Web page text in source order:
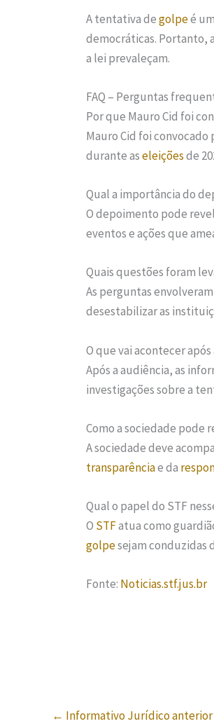
A tentativa degolpeé
democráticas. Portanto,
a lei prevaleçam.
FAQ – Perguntas
Por que Mauro Cid foi
Mauro Cid foi convocado
durante aseleiçõesde
Qual a importância do
O depoimento pode
eventos e ações que
Quais questões foram
As perguntas
desestabilizar as
O que vai acontecer
Após a audiência, as
investigações sobre a
Como a sociedade pode
A sociedade deve
transparênciae da
Qual o papel do STF
O STFatua como
golpesejam conduzidas
Fonte: Noticias.stf.jus.br
← Informativo Jurídico anterior